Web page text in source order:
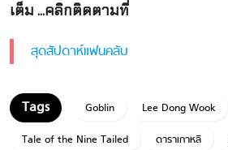
เต็ม ...คลิกติดตามที่
สุดสัปดาห์แฟนคลับ
Goblin
Lee Dong Wook
Tale of the Nine Tailed
ดาราเกาหลี